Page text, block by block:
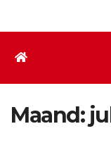
Maand: